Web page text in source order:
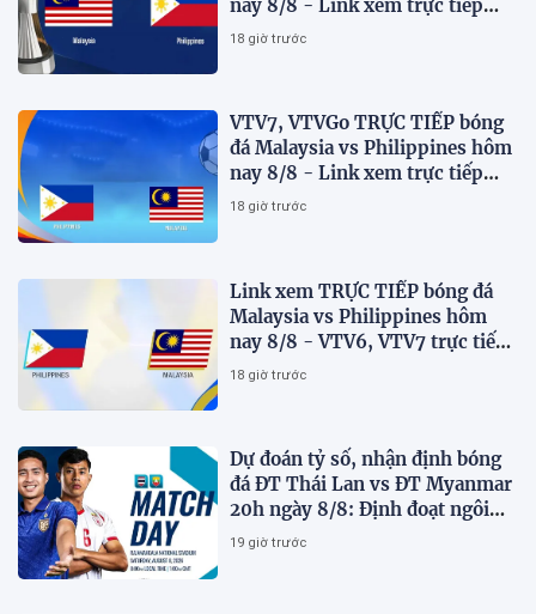
nay 8/8 - Link xem trực tiếp
AFF Cup 2026 mới nhất
18 giờ trước
VTV7, VTVGo TRỰC TIẾP bóng
đá Malaysia vs Philippines hôm
nay 8/8 - Link xem trực tiếp
AFF Cup 2026 mới nhất
18 giờ trước
Link xem TRỰC TIẾP bóng đá
Malaysia vs Philippines hôm
nay 8/8 - VTV6, VTV7 trực tiếp
AFF Cup 2026
18 giờ trước
Dự đoán tỷ số, nhận định bóng
đá ĐT Thái Lan vs ĐT Myanmar
20h ngày 8/8: Định đoạt ngôi
đầu bảng
19 giờ trước